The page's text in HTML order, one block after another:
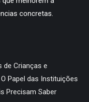
concretas.
de Crianças e
Papel das Instituições
Precisam Saber